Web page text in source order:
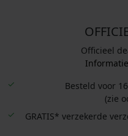
Officieel
Besteld voor
(zie
GRATIS* verzekerde